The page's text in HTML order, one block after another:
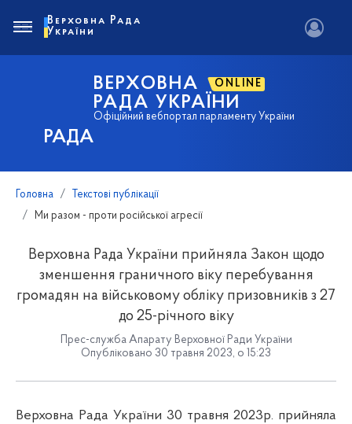
РАДА
ВЕРХОВНА ONLINE
РАДА УКРАЇНИ
Офіційний вебпортал парламенту України
Верховна Рада
України
Головна
Текстові публікації
Ми разом - проти російської агресії
Верховна Рада України прийняла Закон щодо
зменшення граничного віку перебування
громадян на військовому обліку призовників з 27
до 25-річного віку
Прес-служба Апарату Верховної Ради України
Опубліковано 30 травня 2023, о 15:23
Верховна Рада України 30 травня 2023р. прийняла